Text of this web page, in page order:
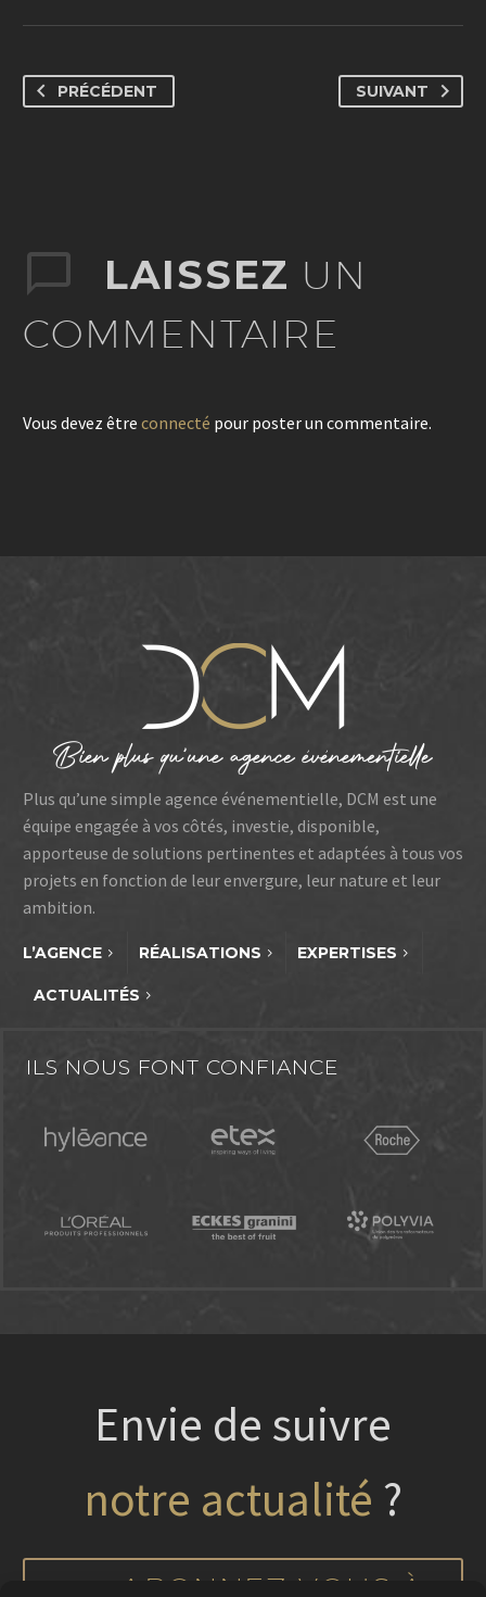
PRÉCÉDENT SUIVANT
LAISSEZ UN
COMMENTAIRE
Vous devez être connecté pour poster un commentaire.
Plus qu’une simple agence événementielle, DCM est une
équipe engagée à vos côtés, investie, disponible,
apporteuse de solutions pertinentes et adaptées à tous vos
projets en fonction de leur envergure, leur nature et leur
ambition.
L’AGENCE RÉALISATIONS EXPERTISES
ACTUALITÉS
ILS NOUS FONT CONFIANCE
Envie de suivre
notre actualité
nos projets ?
ABONNEZ-VOUS À